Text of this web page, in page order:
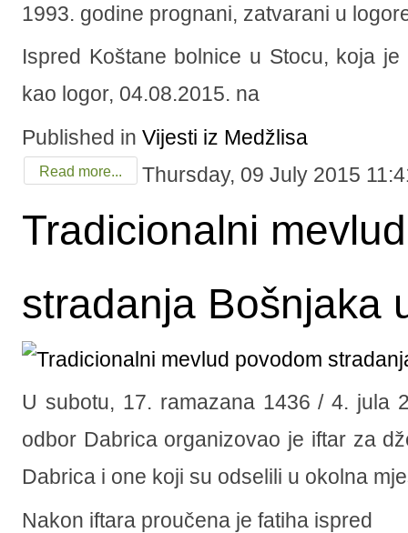
1993. godine prognani, zatvarani u
Ispred Koštane bolnice u Stocu, koja
kao logor, 04.08.2015. na
Published in Vijesti iz Medžlisa
Read more... Thursday, 09 July 2015
Tradicionalni
stradanja Bošnjaka
U subotu, 17. ramazana 1436 / 4. jula
odbor Dabrica organizovao je iftar za
Dabrica i one koji su odselili u okolna
Nakon iftara proučena je fatiha ispred